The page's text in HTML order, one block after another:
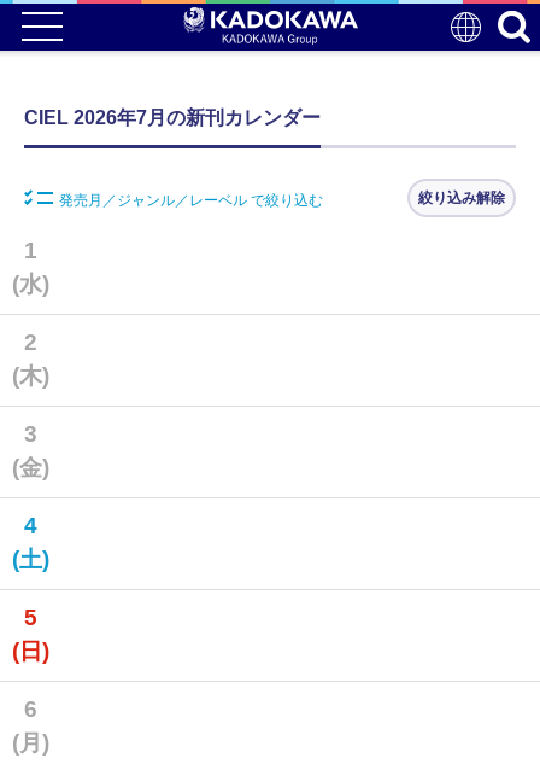
CIEL 2026年7月の新刊カレンダー
発売月／ジャンル／レーベル で絞り込む 絞り込み解除
1
(水)
2
(木)
3
(金)
4
(土)
5
(日)
6
(月)